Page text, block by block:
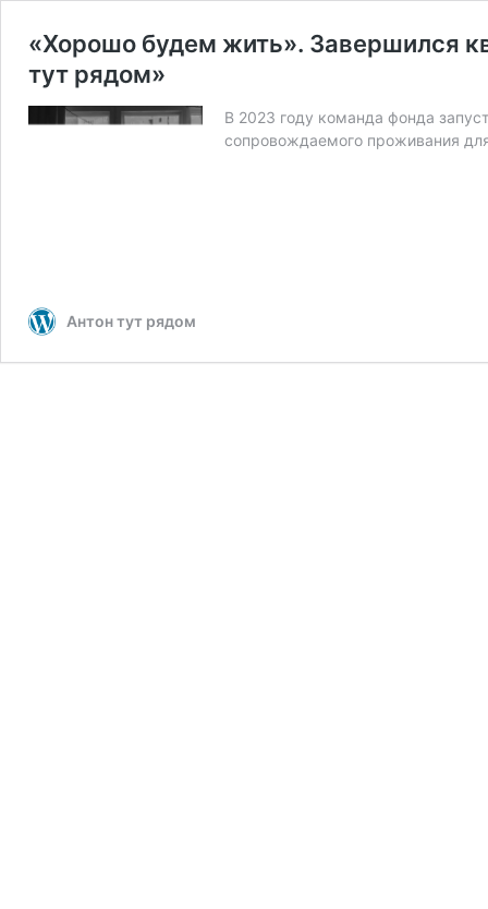
«Хорошо будем жить». Завершился
тут рядом»
В 2023 году команда фонда
сопровождаемого проживания
Антон тут рядом